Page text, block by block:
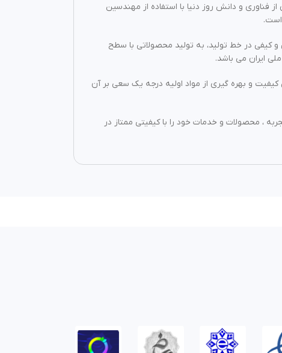
طی این سالها با بهره گیری از فناوری و دانش روز دنیا با استفاده از مهندسین
است.
کیفی در خط تولید، به تولید محصولاتی با سطح
ایران می باشد.
با کیفیت قرارداده است از این رو بیش از ۲۰ سال است که با بالاترین کیفیت و بهره گیری از مواد اولیه درجه یک سعی بر آن
، محصولات و خدمات خود را با کیفیتی ممتاز در